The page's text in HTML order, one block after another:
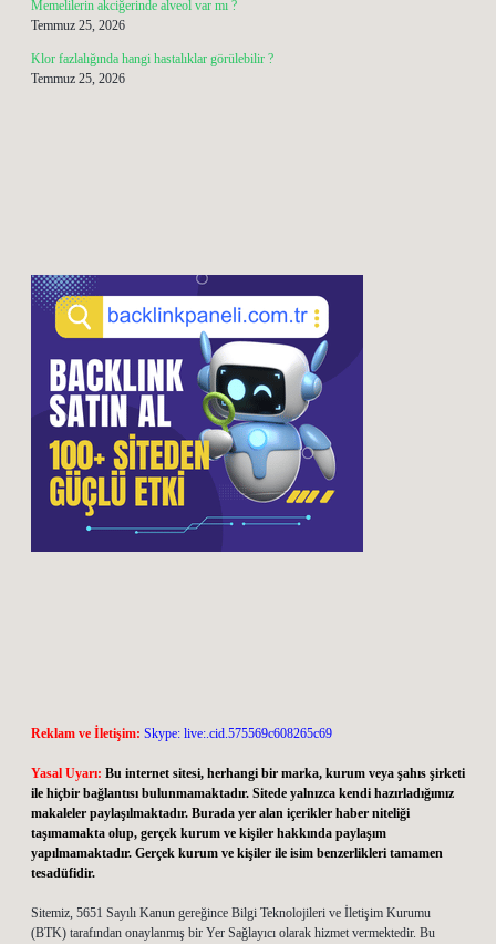
Memelilerin akciğerinde alveol var mı ?
Temmuz 25, 2026
Klor fazlalığında hangi hastalıklar görülebilir ?
Temmuz 25, 2026
Reklam ve İletişim: Skype: live:.cid.575569c608265c69
Yasal Uyarı: Bu internet sitesi, herhangi bir marka, kurum veya şahıs şirketi
ile hiçbir bağlantısı bulunmamaktadır. Sitede yalnızca kendi hazırladığımız
makaleler paylaşılmaktadır. Burada yer alan içerikler haber niteliği
taşımamakta olup, gerçek kurum ve kişiler hakkında paylaşım
yapılmamaktadır. Gerçek kurum ve kişiler ile isim benzerlikleri tamamen
tesadüfidir.
Sitemiz, 5651 Sayılı Kanun gereğince Bilgi Teknolojileri ve İletişim Kurumu
(BTK) tarafından onaylanmış bir Yer Sağlayıcı olarak hizmet vermektedir. Bu